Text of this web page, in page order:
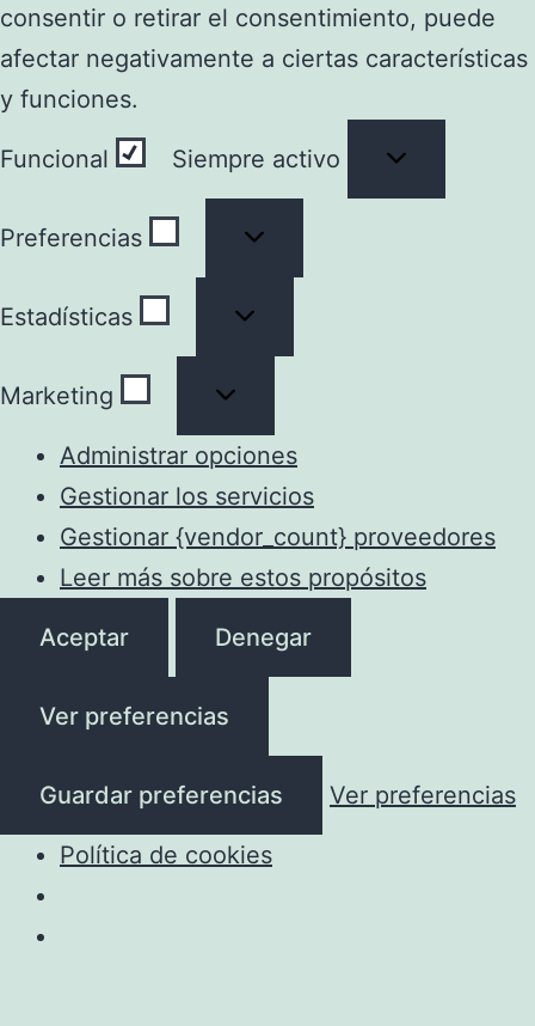
consentir o retirar el consentimiento, puede
afectar negativamente a ciertas características
y funciones.
Funcional Siempre activo
Preferencias
Estadísticas
Marketing
Administrar opciones
Gestionar los servicios
Gestionar {vendor_count} proveedores
Leer más sobre estos propósitos
Aceptar Denegar
Ver preferencias
Guardar preferencias Ver preferencias
Política de cookies